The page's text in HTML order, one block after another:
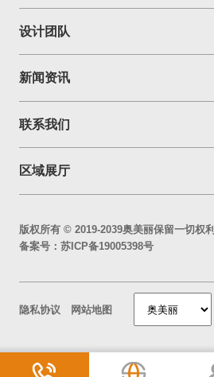
设计团队
新闻资讯
联系我们
区域展厅
版权所有 © 2019-2039奥美丽保留一切权利
备案号： 苏ICP备19005398号
隐私协议 网站地图